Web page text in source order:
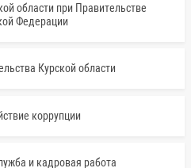
области при Правительстве
Федерации
Курской области
коррупции
и кадровая работа